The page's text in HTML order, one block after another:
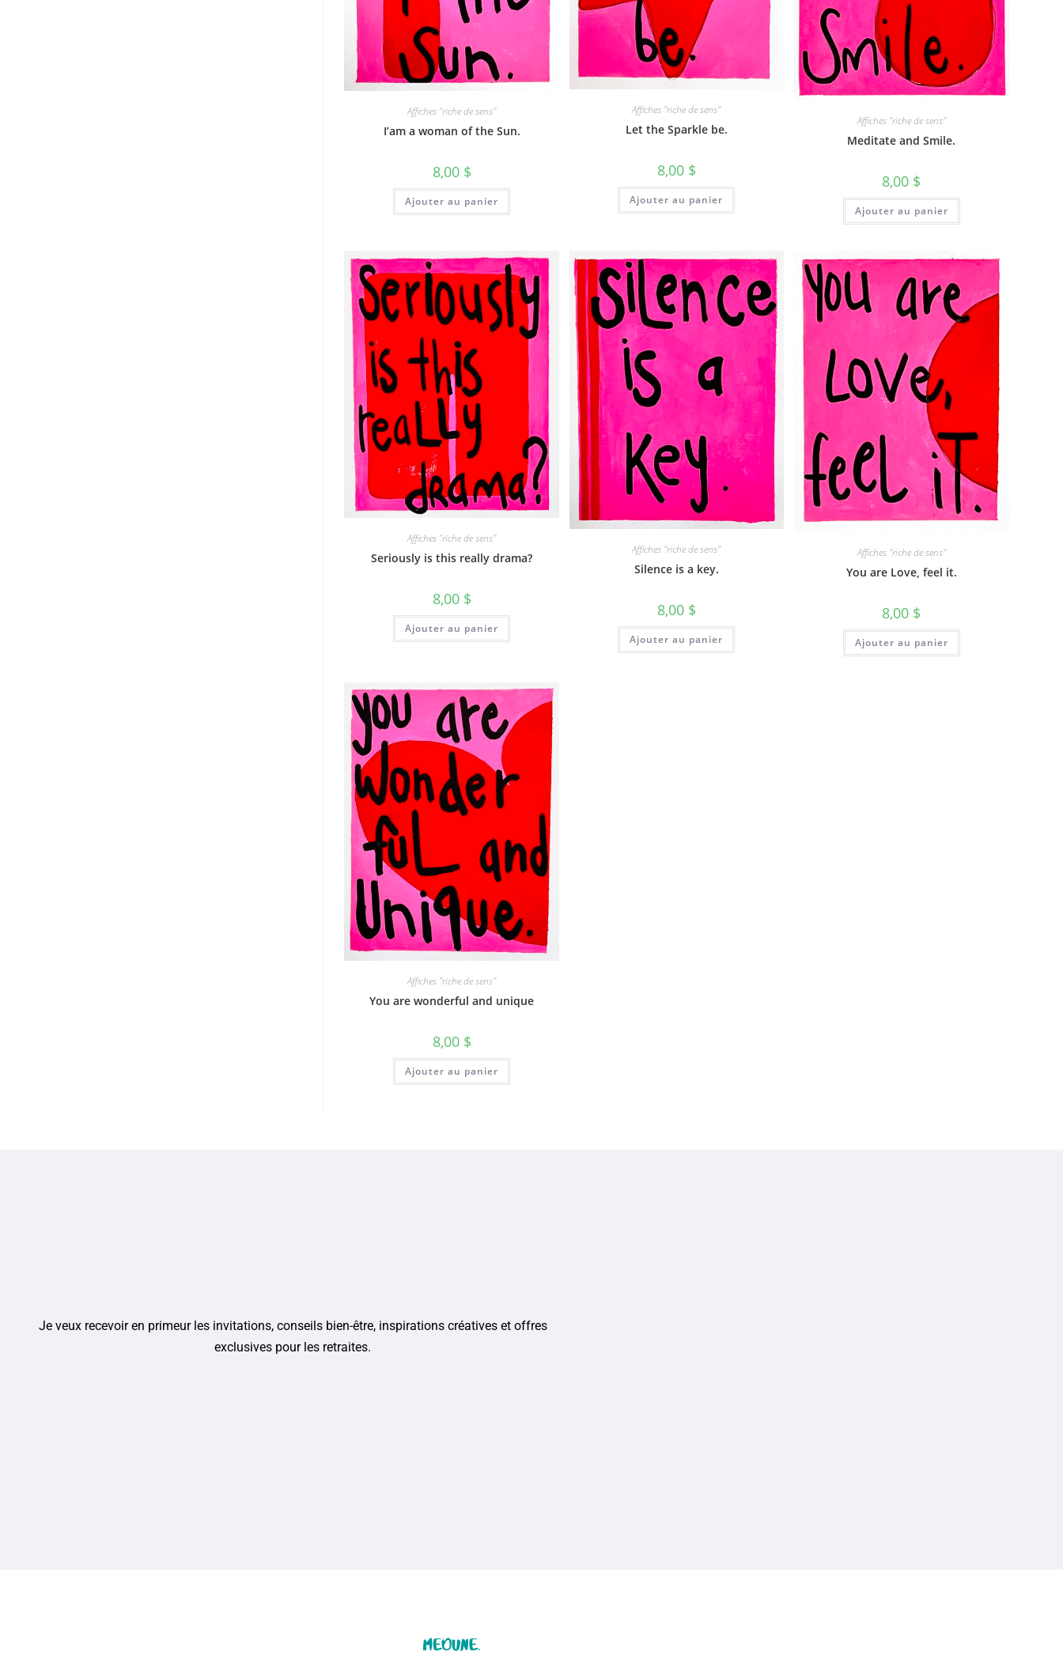
Affiches "riche de sens"
I’am a woman of the Sun.
8,00 $
Ajouter au panier
Affiches "riche de sens"
Let the Sparkle be.
8,00 $
Ajouter au panier
Affiches "riche de sens"
Meditate and Smile.
8,00 $
Ajouter au panier
Affiches "riche de sens"
Seriously is this really drama?
8,00 $
Ajouter au panier
Affiches "riche de sens"
Silence is a key.
8,00 $
Ajouter au panier
Affiches "riche de sens"
You are Love, feel it.
8,00 $
Ajouter au panier
Affiches "riche de sens"
You are wonderful and unique
8,00 $
Ajouter au panier
Je veux recevoir en primeur les invitations, conseils bien-être, inspirations créatives et offres
exclusives pour les retraites.